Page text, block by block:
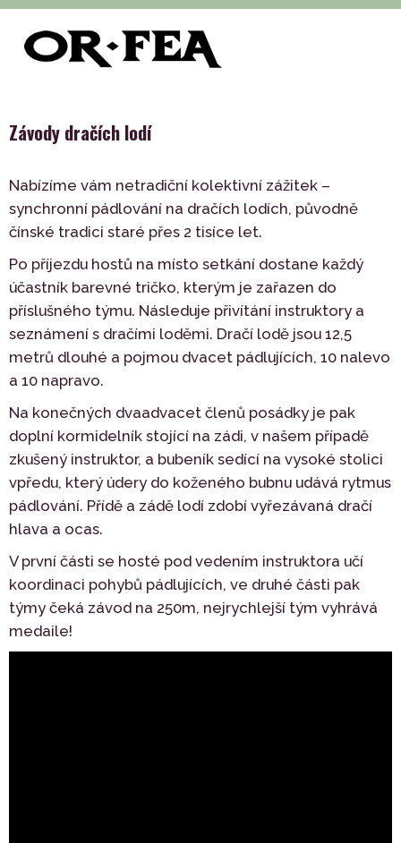
of-fea, programové centrum > Služby
Praha > Závody dračích lodí
Závody dračích lodí
Nabízíme vám netradiční kolektivní zážitek –
synchronní pádlování na dračích lodích, původně
čínské tradici staré přes 2 tisíce let.
Po příjezdu hostů na místo setkání dostane každý
účastník barevné tričko, kterým je zařazen do
příslušného týmu. Následuje přivítání instruktory a
seznámení s dračími loděmi. Dračí lodě jsou 12,5
metrů dlouhé a pojmou dvacet pádlujících, 10 nalevo
a 10 napravo.
Na konečných dvaadvacet členů posádky je pak
doplní kormidelník stojící na zádi, v našem případě
zkušený instruktor, a bubeník sedící na vysoké stolici
vpředu, který údery do koženého bubnu udává rytmus
pádlování. Přídě a zádě lodí zdobí vyřezávaná dračí
hlava a ocas.
V první části se hosté pod vedením instruktora učí
koordinaci pohybů pádlujících, ve druhé části pak
týmy čeká závod na 250m, nejrychlejší tým vyhrává
medaile!